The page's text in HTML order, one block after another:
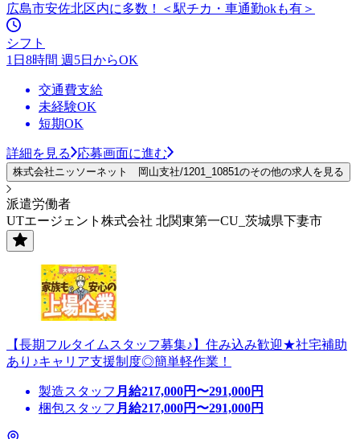
広島市安佐北区内に多数！＜駅チカ・車通勤okも有＞
シフト
1日8時間 週5日からOK
交通費支給
未経験OK
短期OK
詳細を見る 応募画面に進む
株式会社ニッソーネット 岡山支社/1201_10851のその他の求人を見る
派遣労働者
UTエージェント株式会社 北関東第一CU_茨城県下妻市
【長期フルタイムスタッフ募集♪】住み込み歓迎★社宅補助
あり♪キャリア支援制度◎簡単軽作業！
製造スタッフ 月給217,000円〜291,000円
梱包スタッフ 月給217,000円〜291,000円